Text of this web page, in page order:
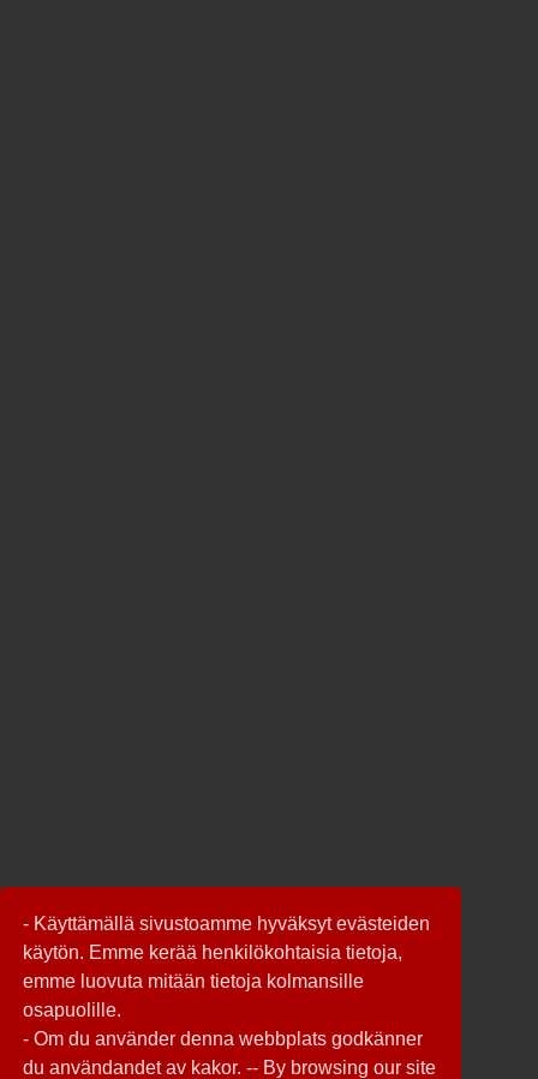
- Käyttämällä sivustoamme hyväksyt evästeiden
käytön. Emme kerää henkilökohtaisia tietoja,
emme luovuta mitään tietoja kolmansille
osapuolille.
- Om du använder denna webbplats godkänner
du användandet av kakor. -- By browsing our site